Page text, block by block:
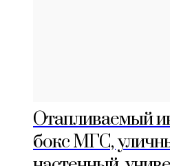
Отапливаемый
бокс МГС,